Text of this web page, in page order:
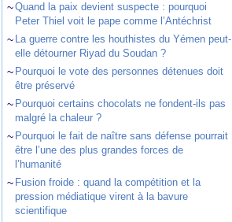
~Quand la paix devient suspecte : pourquoi
Peter Thiel voit le pape comme l’Antéchrist
~ La guerre contre les houthistes du Yémen peut-
elle détourner Riyad du Soudan ?
~ Pourquoi le vote des personnes détenues doit
être préservé
~ Pourquoi certains chocolats ne fondent-ils pas
malgré la chaleur ?
~ Pourquoi le fait de naître sans défense pourrait
être l’une des plus grandes forces de
l’humanité
~ Fusion froide : quand la compétition et la
pression médiatique virent à la bavure
scientifique